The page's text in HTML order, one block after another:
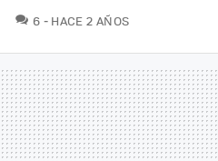
6 COMENTARIOS
HACE 2 AÑOS